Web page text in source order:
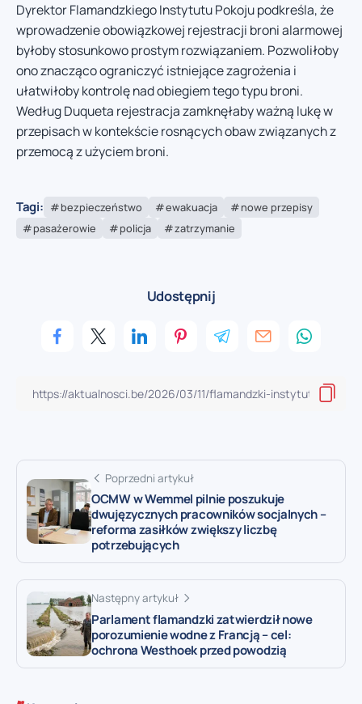
Dyrektor Flamandzkiego Instytutu Pokoju podkreśla, że
wprowadzenie obowiązkowej rejestracji broni alarmowej
byłoby stosunkowo prostym rozwiązaniem. Pozwoliłoby
ono znacząco ograniczyć istniejące zagrożenia i
ułatwiłoby kontrolę nad obiegiem tego typu broni.
Według Duqueta rejestracja zamknęłaby ważną lukę w
przepisach w kontekście rosnących obaw związanych z
przemocą z użyciem broni.
Tagi: bezpieczeństwo ewakuacja
nowe przepisy
pasażerowie
policja zatrzymanie
Udostępnij
Poprzedni artykuł
OCMW w Wemmel pilnie poszukuje
dwujęzycznych pracowników socjalnych –
reforma zasiłków zwiększy liczbę
potrzebujących
Następny artykuł
Parlament flamandzki zatwierdził nowe
porozumienie wodne z Francją – cel:
ochrona Westhoek przed powodzią